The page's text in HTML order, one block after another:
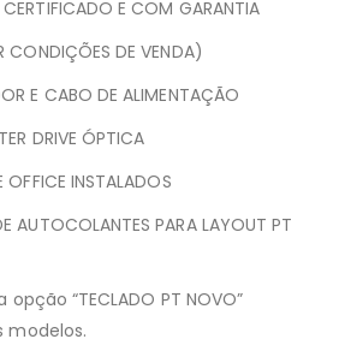
E COM GARANTIA
CONDIÇÕES DE VENDA)
E CABO DE ALIMENTAÇÃO
DRIVE ÓPTICA
OFFICE INSTALADOS
AUTOCOLANTES PARA LAYOUT PT
“TECLADO PT NOVO”
modelos.